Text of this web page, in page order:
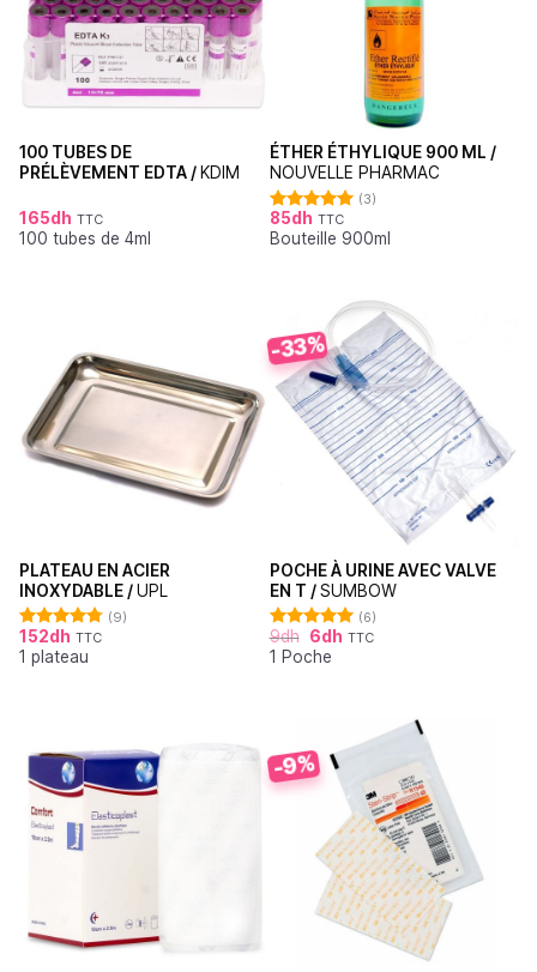
100 TUBES DE
PRÉLÈVEMENT EDTA / KDIM
165dh TTC
100 tubes de 4ml
ÉTHER ÉTHYLIQUE 900 ML /
NOUVELLE PHARMAC
Note5.00
sur 5
(3)
85dh TTC
Bouteille 900ml
PLATEAU EN ACIER
INOXYDABLE /UPL
Note4.78
sur 5
(9)
152dh TTC
1 plateau
-33%
POCHE À URINE AVEC VALVE
EN T /SUMBOW
Note 5.00
sur 5
(6)
9dh 6dh TTC
1 Poche
-9%